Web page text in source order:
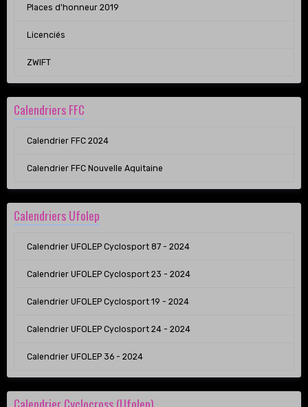
Places d'honneur 2019
Licenciés
ZWIFT
Calendriers FFC
Calendrier FFC 2024
Calendrier FFC Nouvelle Aquitaine
Calendriers Ufolep
Calendrier UFOLEP Cyclosport 87 - 2024
Calendrier UFOLEP Cyclosport 23 - 2024
Calendrier UFOLEP Cyclosport 19 - 2024
Calendrier UFOLEP Cyclosport 24 - 2024
Calendrier UFOLEP 36 - 2024